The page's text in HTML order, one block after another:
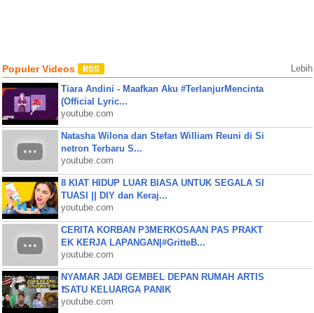
Populer Videos Lebih
Tiara Andini - Maafkan Aku #TerlanjurMencinta
(Official Lyric...
youtube.com
Natasha Wilona dan Stefan William Reuni di Si
netron Terbaru S...
youtube.com
8 KIAT HIDUP LUAR BIASA UNTUK SEGALA SI
TUASI || DIY dan Keraj...
youtube.com
CERITA KORBAN P3MERKOSAAN PAS PRAKT
EK KERJA LAPANGAN|#GritteB...
youtube.com
NYAMAR JADI GEMBEL DEPAN RUMAH ARTIS
❗SATU KELUARGA PANIK
youtube.com